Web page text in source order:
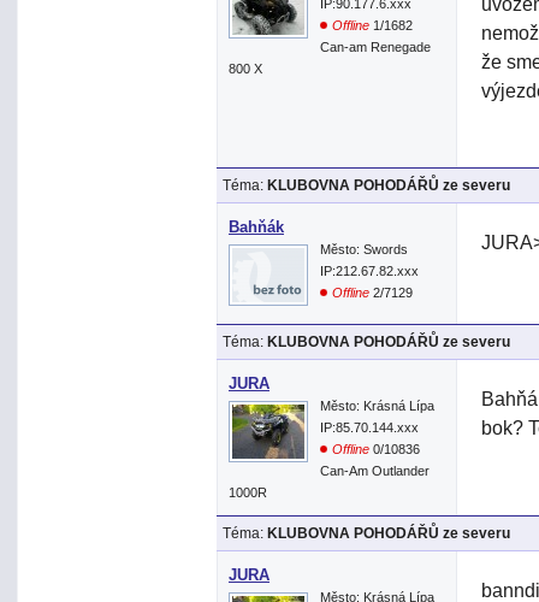
IP:90.177.6.xxx
Offline 1/1682
Can-am Renegade
800 X
že
Téma: KLUBOVNA POHODÁŘŮ ze severu
Bahňák
Město: Swords
IP:212.67.82.xxx
Offline 2/7129
Téma: KLUBOVNA POHODÁŘŮ ze severu
JURA
Město: Krásná Lípa
IP:85.70.144.xxx
Offline 0/10836
Can-Am Outlander
1000R
bok?
Téma: KLUBOVNA POHODÁŘŮ ze severu
JURA
Město: Krásná Lípa